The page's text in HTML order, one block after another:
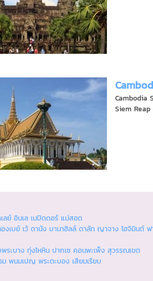
Cambodia
Siem
ย์ อินเล เนปิดดอร์ แม่สอด
องเบย์ เว้ ดานัง บานาฮิลล์ ดาลัท ญาจาง โฮจิมินต์
ระบาง ทุ่งไหหิน ปากเซ คอนพะเพ็ง สุวรรณเขต
พนมเปญ พระตะบอง เสียมเรียบ